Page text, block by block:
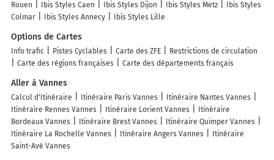
Rouen
Ibis Styles Caen Ibis Styles Dijon Ibis Styles Metz
Ibis Styles
Colmar
Ibis Styles Annecy Ibis Styles Lille
Options de Cartes
Info trafic Pistes Cyclables Carte des ZFE
Restrictions de circulation
Carte des régions françaises
Carte des départements français
Aller à Vannes
Calcul d'Itinéraire Itinéraire Paris Vannes
Itinéraire Nantes Vannes
Itinéraire Rennes Vannes
Itinéraire Lorient Vannes
Itinéraire
Bordeaux Vannes
Itinéraire Brest Vannes
Itinéraire Quimper Vannes
Itinéraire La Rochelle Vannes
Itinéraire Angers Vannes
Itinéraire
Saint-Avé Vannes